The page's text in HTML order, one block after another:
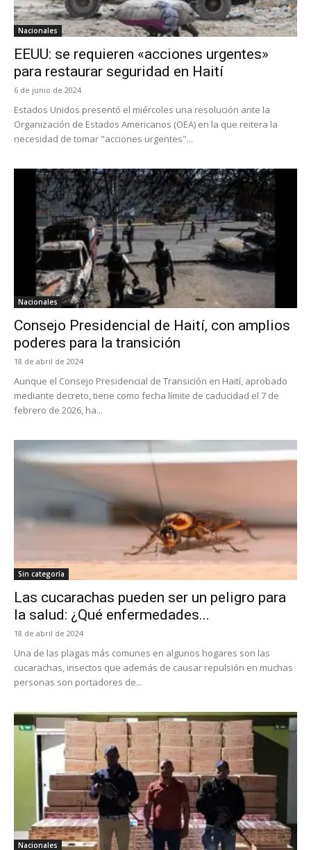
Nacionales
EEUU: se requieren «acciones urgentes»
para restaurar seguridad en Haití
6 de junio de 2024
Estados Unidos presentó el miércoles una resolución ante la
Organización de Estados Americanos (OEA) en la que reitera la
necesidad de tomar "acciones urgentes"...
Nacionales
Consejo Presidencial de Haití, con amplios
poderes para la transición
18 de abril de 2024
Aunque el Consejo Presidencial de Transición en Haití, aprobado
mediante decreto, tiene como fecha límite de caducidad el 7 de
febrero de 2026, ha...
Sin categoría
Las cucarachas pueden ser un peligro para
la salud: ¿Qué enfermedades...
18 de abril de 2024
Una de las plagas más comunes en algunos hogares son las
cucarachas, insectos que además de causar repulsión en muchas
personas son portadores de...
Nacionales